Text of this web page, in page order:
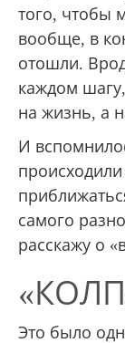
того, чтобы
вообще, в
отошли.
каждом
на жизнь, а
И
самого
расскажу о
Это было